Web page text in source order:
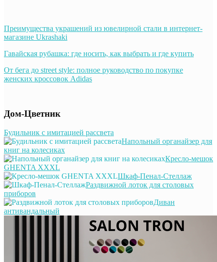
Преимущества украшений из ювелирной стали в интернет-
магазине Ukrashaki
Гавайская рубашка: где носить, как выбрать и где купить
От бега до street style: полное руководство по покупке
женских кроссовок Adidas
Дом-Цветник
Будильник с имитацией рассвета
Напольный органайзер для
книг на колесиках
Кресло-мешок
GHENTA XXXL
Шкаф-Пенал-Стеллаж
Раздвижной лоток для столовых
приборов
Диван
антивандальный